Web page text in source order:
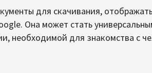
для скачивания,
Она может стать
необходимой для знакомства с